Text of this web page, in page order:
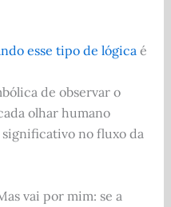
esse tipo de lógicaé
de observar o
olhar humano
significativo no fluxo da
vai por mim: se a